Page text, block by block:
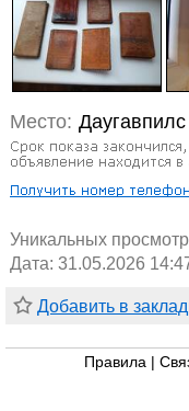
Место:
Уникальных
Дата: 31.05.2026
Добавить в
Правила